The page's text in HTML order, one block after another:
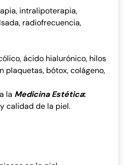
intralipoterapia,
radiofrecuencia,
,ácido hialurónico, hilos
plaquetas, bótox, colágeno,
la Medicina Estética:
calidad de la piel.